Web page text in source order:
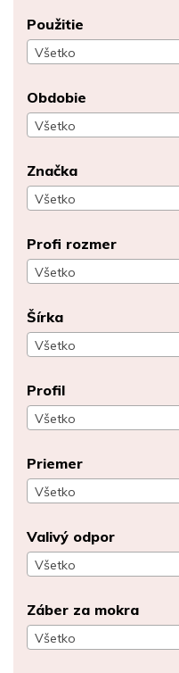
Použitie
Všetko
Obdobie
Všetko
Značka
Všetko
Profi rozmer
Všetko
Šírka
Všetko
Profil
Všetko
Priemer
Všetko
Valivý odpor
Všetko
Záber za mokra
Všetko